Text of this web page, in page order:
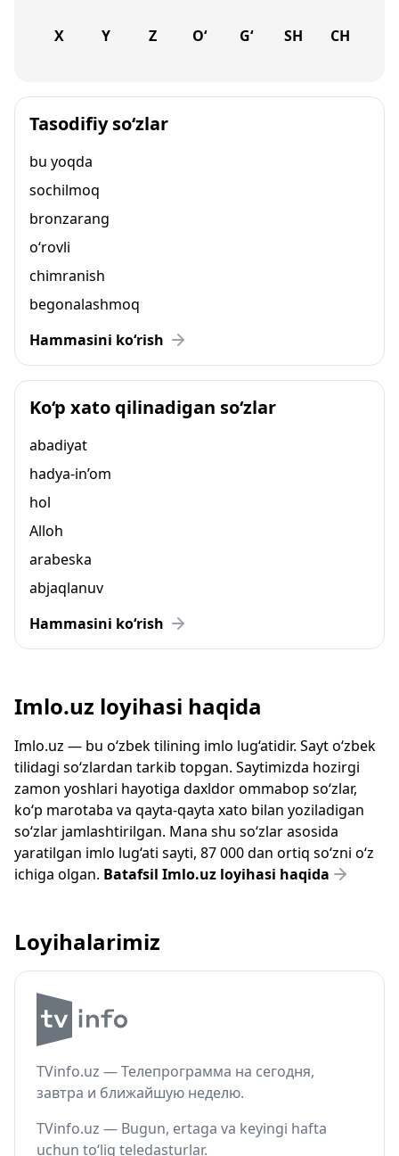
X Y Z O‘ G‘ SH CH
Tasodifiy so‘zlar
bu yoqda
sochilmoq
bronzarang
o‘rovli
chimranish
begonalashmoq
Hammasini ko‘rish
Ko‘p xato qilinadigan so‘zlar
abadiyat
hadya-in’om
hol
Alloh
arabeska
abjaqlanuv
Hammasini ko‘rish
Imlo.uz loyihasi haqida
Imlo.uz — bu o‘zbek tilining imlo lug‘atidir. Sayt o‘zbek
tilidagi so‘zlardan tarkib topgan. Saytimizda hozirgi
zamon yoshlari hayotiga daxldor ommabop so‘zlar,
ko‘p marotaba va qayta-qayta xato bilan yoziladigan
so‘zlar jamlashtirilgan. Mana shu so‘zlar asosida
yaratilgan imlo lug‘ati sayti, 87 000 dan ortiq so‘zni o‘z
ichiga olgan. Batafsil Imlo.uz loyihasi haqida
Loyihalarimiz
TVinfo.uz — Телепрограмма на сегодня,
завтра и ближайшую неделю.
TVinfo.uz — Bugun, ertaga va keyingi hafta
uchun to‘liq teledasturlar.